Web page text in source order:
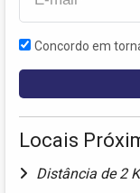
Concordo em
Locais
Distância de 2